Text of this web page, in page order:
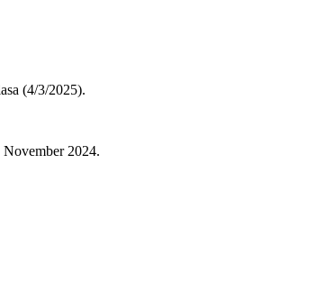
(4/3/2025).
November 2024.